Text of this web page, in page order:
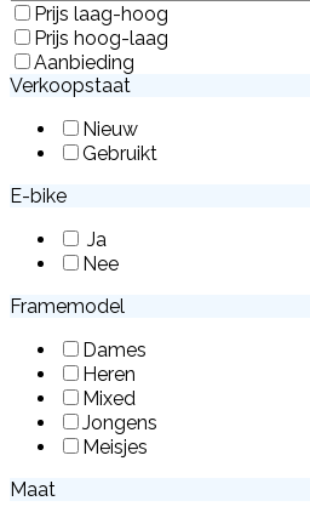
Prijs laag-hoog
Prijs hoog-laag
Aanbieding
Verkoopstaat
Nieuw
Gebruikt
E-bike
Ja
Nee
Framemodel
Dames
Heren
Mixed
Jongens
Meisjes
Maat